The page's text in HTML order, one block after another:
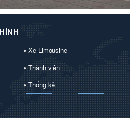
Xe Limousine
Thành viên
Thống kê